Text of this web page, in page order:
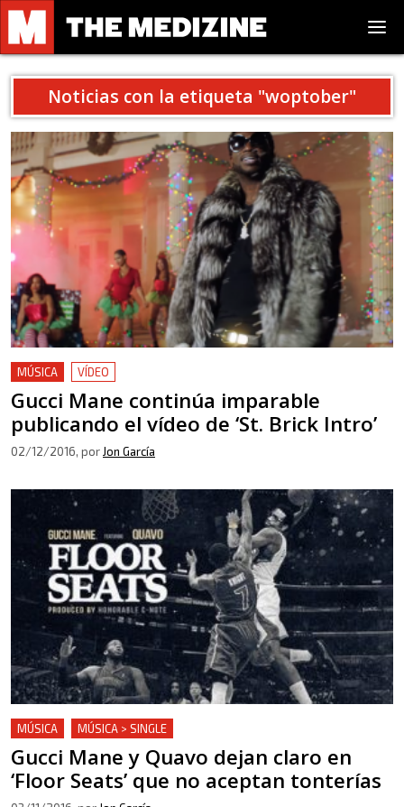
Noticias con la etiqueta "woptober"
MÚSICA VÍDEO
Gucci Mane continúa imparable
publicando el vídeo de ‘St. Brick Intro’
02/12/2016, por Jon García
MÚSICA MÚSICA > SINGLE
Gucci Mane y Quavo dejan claro en
‘Floor Seats’ que no aceptan tonterías